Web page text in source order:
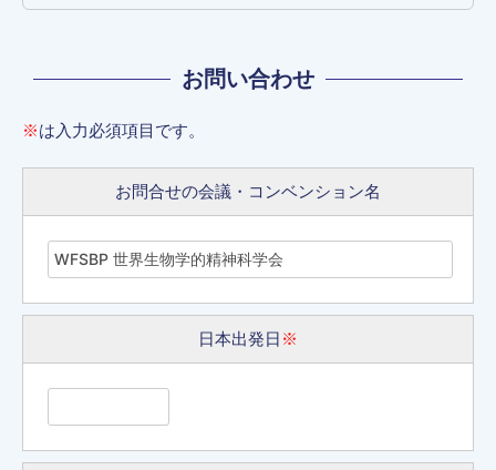
お問い合わせ
※は入力必須項目です。
お問合せの会議・コンベンション名
日本出発日 ※